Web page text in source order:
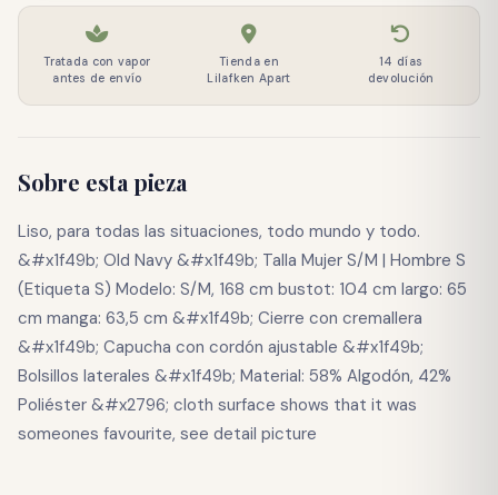
Tratada con vapor
antes de envío
Tienda en
Lilafken Apart
14 días
devolución
Sobre esta pieza
Liso, para todas las situaciones, todo mundo y todo.
&#x1f49b; Old Navy &#x1f49b; Talla Mujer S/M | Hombre S
(Etiqueta S) Modelo: S/M, 168 cm bustot: 104 cm largo: 65
cm manga: 63,5 cm &#x1f49b; Cierre con cremallera
&#x1f49b; Capucha con cordón ajustable &#x1f49b;
Bolsillos laterales &#x1f49b; Material: 58% Algodón, 42%
Poliéster &#x2796; cloth surface shows that it was
someones favourite, see detail picture